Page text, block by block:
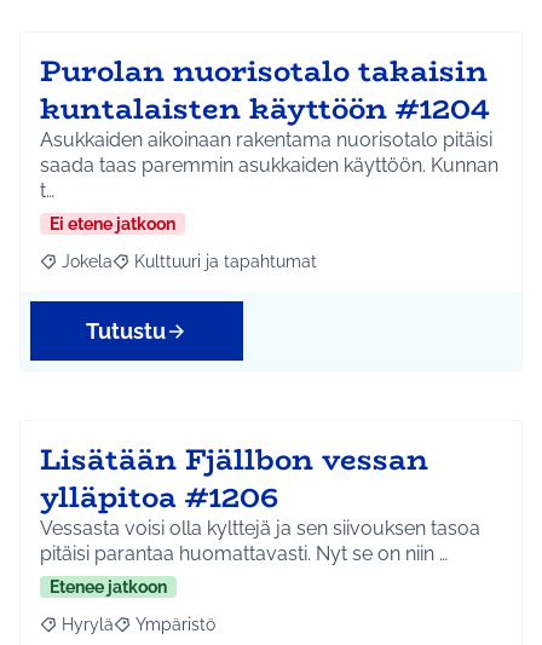
Purolan nuorisotalo takaisin
kuntalaisten käyttöön #1204
Asukkaiden aikoinaan rakentama nuorisotalo pitäisi
saada taas paremmin asukkaiden käyttöön. Kunnan
t…
Ei etene jatkoon
Rajaa tulokset aihepiirin mukaan: Jokela
Jokela Rajaa tulokset teeman mukaan: Kulttuuri ja
Kulttuuri ja tapahtumat
Tutustu
Lisätään Fjällbon vessan
ylläpitoa #1206
Vessasta voisi olla kylttejä ja sen siivouksen tasoa
pitäisi parantaa huomattavasti. Nyt se on niin …
Etenee jatkoon
Rajaa tulokset aihepiirin mukaan: Hyrylä
Hyrylä Rajaa tulokset teeman mukaan: Ympäristö
Ympäristö